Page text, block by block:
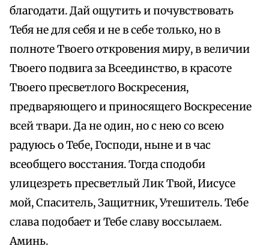
благодати. Дай ощутить и почувствовать
Тебя не для себя и не в себе только, но в
полноте Твоего откровения миру, в величии
Твоего подвига за Всеединство, в красоте
Твоего пресветлого Воскресения,
предваряющего и приносящего Воскресение
всей твари. Да не один, но с нею со всею
радуюсь о Тебе, Господи, ныне и в час
всеобщего восстания. Тогда сподоби
улицезреть пресветлый Лик Твой, Иисусе
мой, Спаситель, Защитник, Утешитель. Тебе
слава подобает и Тебе славу воссылаем.
Аминь.